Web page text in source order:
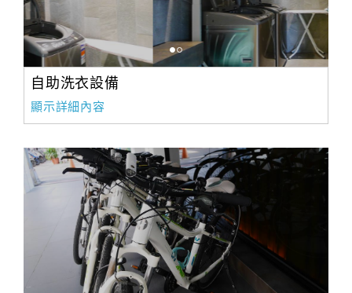
自助洗衣設備
顯示詳細內容